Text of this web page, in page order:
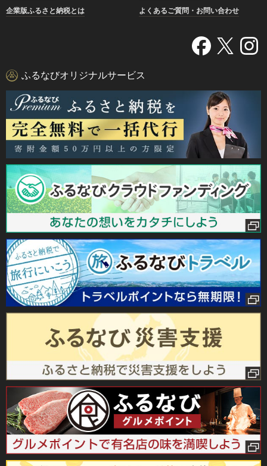
企業版ふるさと納税とは
よくあるご質問・お問い合わせ
ふるなびオリジナルサービス